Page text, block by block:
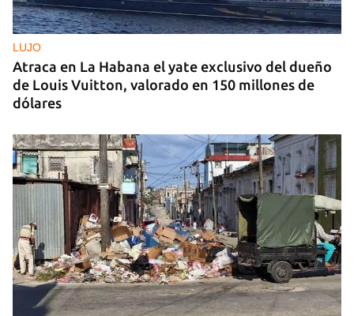
LUJO
Atraca en La Habana el yate exclusivo del dueño
de Louis Vuitton, valorado en 150 millones de
dólares